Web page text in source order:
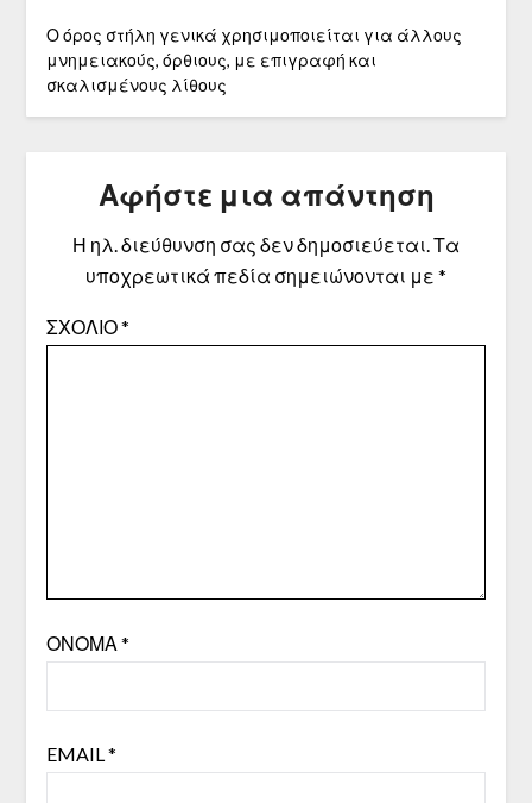
Ο όρος στήλη γενικά χρησιμοποιείται για άλλους
μνημειακούς, όρθιους, με επιγραφή και
σκαλισμένους λίθους
Αφήστε μια απάντηση
Η ηλ. διεύθυνση σας δεν δημοσιεύεται. Τα
υποχρεωτικά πεδία σημειώνονται με *
ΣΧΌΛΙΟ*
ΌΝΟΜΑ *
EMAIL *